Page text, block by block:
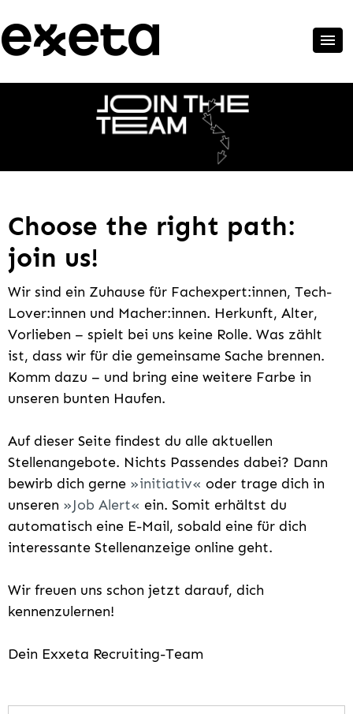
Choose the right path:
join us!
Wir sind ein Zuhause für Fachexpert:innen, Tech-
Lover:innen und Macher:innen. Herkunft, Alter,
Vorlieben – spielt bei uns keine Rolle. Was zählt
ist, dass wir für die gemeinsame Sache brennen.
Komm dazu – und bring eine weitere Farbe in
unseren bunten Haufen.
Auf dieser Seite findest du alle aktuellen
Stellenangebote. Nichts Passendes dabei? Dann
bewirb dich gerne
initiativ
oder trage dich in
unseren
Job Alert
ein. Somit erhältst du
automatisch eine E-Mail, sobald eine für dich
interessante Stellenanzeige online geht.
Wir freuen uns schon jetzt darauf, dich
kennenzulernen!
Dein Exxeta Recruiting-Team